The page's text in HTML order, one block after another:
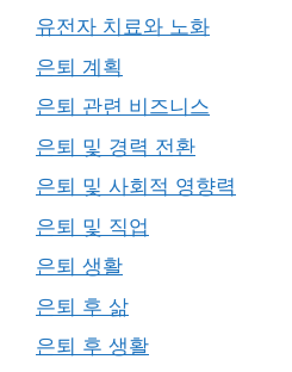
유전자 치료와 노화
은퇴 계획
은퇴 관련 비즈니스
은퇴 및 경력 전환
은퇴 및 사회적 영향력
은퇴 및 직업
은퇴 생활
은퇴 후 삶
은퇴 후 생활